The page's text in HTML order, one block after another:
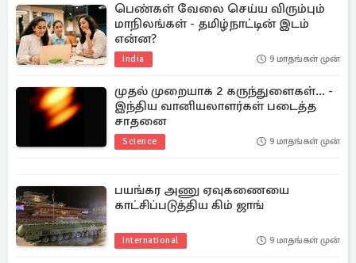
பெண்கள் வேலை செய்ய விரும்பும்
மாநிலங்கள் - தமிழ்நாட்டின் இடம்
என்ன?
India 9 மாதங்கள் முன்
முதல் முறையாக 2 கருந்துளைகள்... -
இந்திய வானியலாளர்கள் படைத்த
சாதனை
Science 9 மாதங்கள் முன்
பயங்கர அணு ஏவுகணையை
காட்சிப்படுத்திய கிம் ஜாங்
International 9 மாதங்கள் முன்